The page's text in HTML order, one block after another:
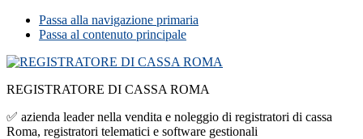
Passa alla navigazione primaria
Passa al contenuto principale
REGISTRATORE DI CASSA ROMA
✅ azienda leader nella vendita e noleggio di registratori di cassa
Roma, registratori telematici e software gestionali